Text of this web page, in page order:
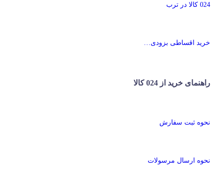
024 کالا در ترب
خرید اقساطی بزودی…
راهنمای خرید از 024 کالا
نحوه ثبت سفارش
نحوه ارسال مرسولات